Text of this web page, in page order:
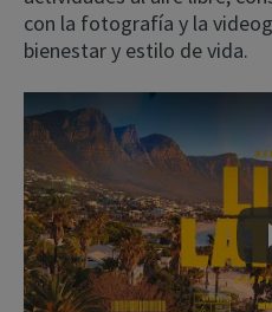
con la fotografía y la
bienestar y estilo de vida.